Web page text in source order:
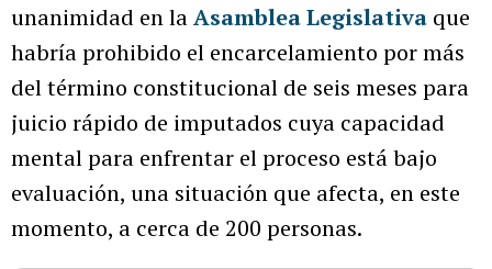
unanimidad en laAsamblea Legislativa que
habría prohibido el encarcelamiento por más
del término constitucional de seis meses para
juicio rápido de imputados cuya capacidad
mental para enfrentar el proceso está bajo
evaluación, una situación que afecta, en este
momento, a cerca de 200 personas.